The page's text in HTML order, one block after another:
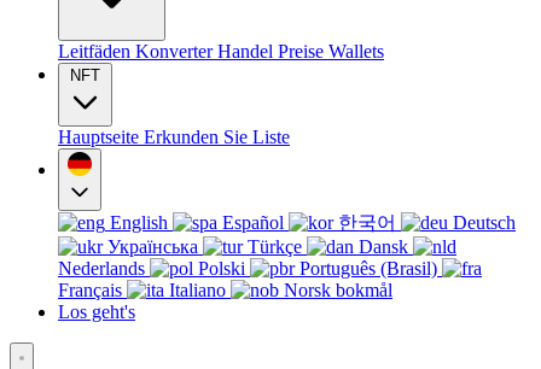
Leitfäden KonverterHandel Preise Wallets
NFT
Hauptseite Erkunden Sie Liste
English Español 한국어
Deutsch
Українська
Türkçe
Dansk
Nederlands
Polski
Português (Brasil)
Français
Italiano
Norsk bokmål
Los geht's